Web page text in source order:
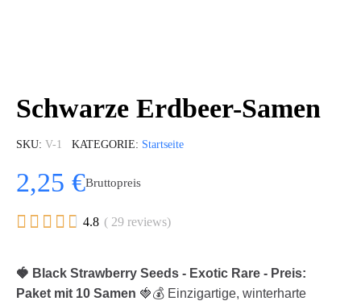
Schwarze Erdbeer-Samen
SKU V-1 KATEGORIE Startseite
2,25 €Bruttopreis
     4.8 ( 29 reviews)
🍓 Black Strawberry Seeds - Exotic Rare - Preis:
Paket mit 10 Samen 🍓💰 Einzigartige, winterharte